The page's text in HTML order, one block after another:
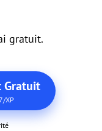
gratuit.
Gratuit
XP